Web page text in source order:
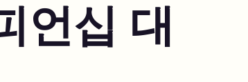
언십 대